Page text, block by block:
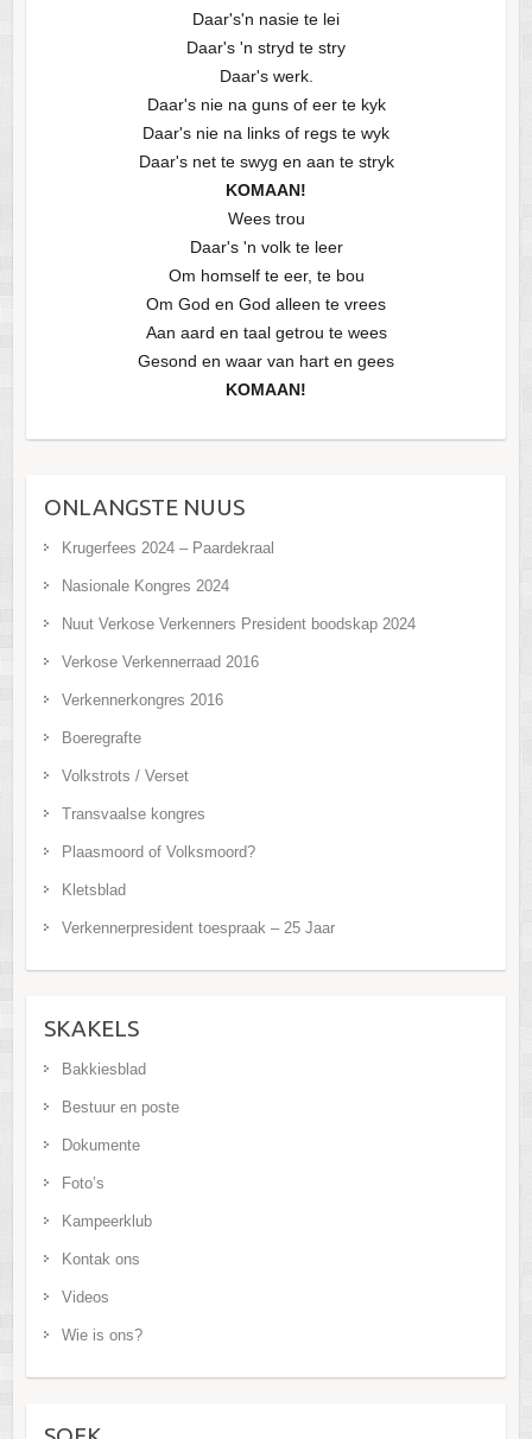
Daar's'n nasie te lei
Daar's 'n stryd te stry
Daar's werk.
Daar's nie na guns of eer te kyk
Daar's nie na links of regs te wyk
Daar's net te swyg en aan te stryk
KOMAAN!
Wees trou
Daar's 'n volk te leer
Om homself te eer, te bou
Om God en God alleen te vrees
Aan aard en taal getrou te wees
Gesond en waar van hart en gees
KOMAAN!
ONLANGSTE NUUS
Krugerfees 2024 – Paardekraal
Nasionale Kongres 2024
Nuut Verkose Verkenners President boodskap 2024
Verkose Verkennerraad 2016
Verkennerkongres 2016
Boeregrafte
Volkstrots / Verset
Transvaalse kongres
Plaasmoord of Volksmoord?
Kletsblad
Verkennerpresident toespraak – 25 Jaar
SKAKELS
Bakkiesblad
Bestuur en poste
Dokumente
Foto’s
Kampeerklub
Kontak ons
Videos
Wie is ons?